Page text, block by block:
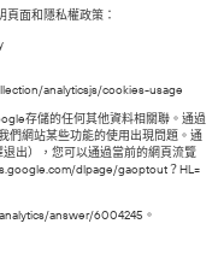
面和隱私權政策：
analyticsjs/cookies-usage
存儲的任何其他資料相關聯。通過
們網站某些功能的使用出現問題。通
出），您可以通過當前的網頁流覽
dlpage/gaoptout？HL=
answer/6004245。